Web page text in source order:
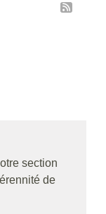
section
de